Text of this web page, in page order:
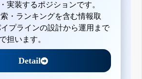
実装するポジションです。
・ランキングを含む情報取
プラインの設計から運用まで
担います。
Detail